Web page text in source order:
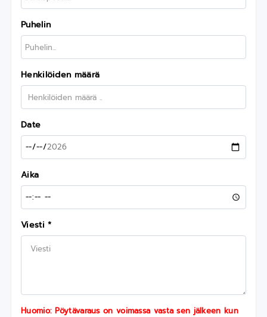
Puhelin
Henkilöiden määrä
Date
Aika
Viesti *
Huomio: Pöytävaraus on voimassa vasta sen jälkeen kun